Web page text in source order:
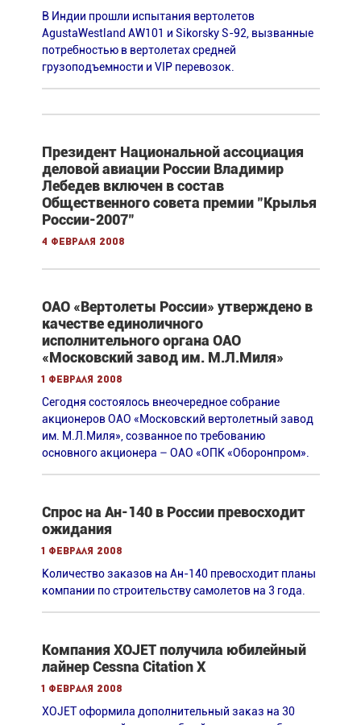
В Индии прошли испытания вертолетов
AgustaWestland AW101 и Sikorsky S-92, вызванные
потребностью в вертолетах средней
грузоподъемности и VIP перевозок.
Президент Национальной ассоциация
деловой авиации России Владимир
Лебедев включен в состав
Общественного совета премии "Крылья
России-2007"
4 февраля 2008
ОАО «Вертолеты России» утверждено в
качестве единоличного
исполнительного органа ОАО
«Московский завод им. М.Л.Миля»
1 февраля 2008
Сегодня состоялось внеочередное собрание
акционеров ОАО «Московский вертолетный завод
им. М.Л.Миля», созванное по требованию
основного акционера – ОАО «ОПК «Оборонпром».
Спрос на Ан-140 в России превосходит
ожидания
1 февраля 2008
Количество заказов на Ан-140 превосходит планы
компании по строительству самолетов на 3 года.
Компания XOJET получила юбилейный
лайнер Cessna Citation X
1 февраля 2008
XOJET оформила дополнительный заказ на 30